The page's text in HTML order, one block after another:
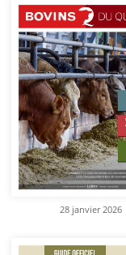
28 janvier 2026